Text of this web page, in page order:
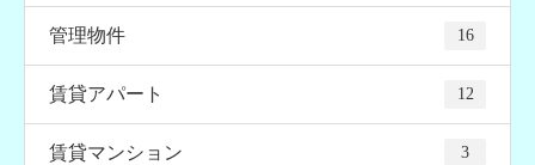
管理物件 16
賃貸アパート 12
賃貸マンション 3